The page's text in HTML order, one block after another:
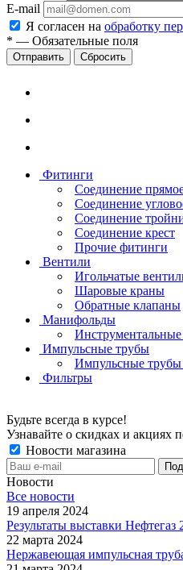
E-mail
Я согласен на обработку
* — Обязательные поля
Сбросить
Фитинги
Соединение
Соединение
Соединение
Соединение крест
Прочие фитинги
Вентили
Игольчатые
Шаровые краны
Обратные клапаны
Манифольды
Импульсные трубы
Импульсные
Фильтры
Будьте всегда в курсе!
Узнавайте о скидках и акциях
Новости магазина
Новости
Все новости
19 апреля 2024
Результаты выставки Нефтегаз
22 марта 2024
Нержавеющая импульсная